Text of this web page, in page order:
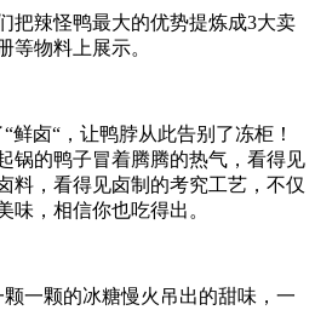
把辣怪鸭最大的优势提炼成3大卖
等物料上展示。
“鲜卤“ ，让鸭脖从此告别了冻柜！
锅的鸭子冒着腾腾的热气，看得见
料，看得见卤制的考究工艺，不仅
味，相信你也吃得出。
颗一颗的冰糖慢火吊出的甜味，一